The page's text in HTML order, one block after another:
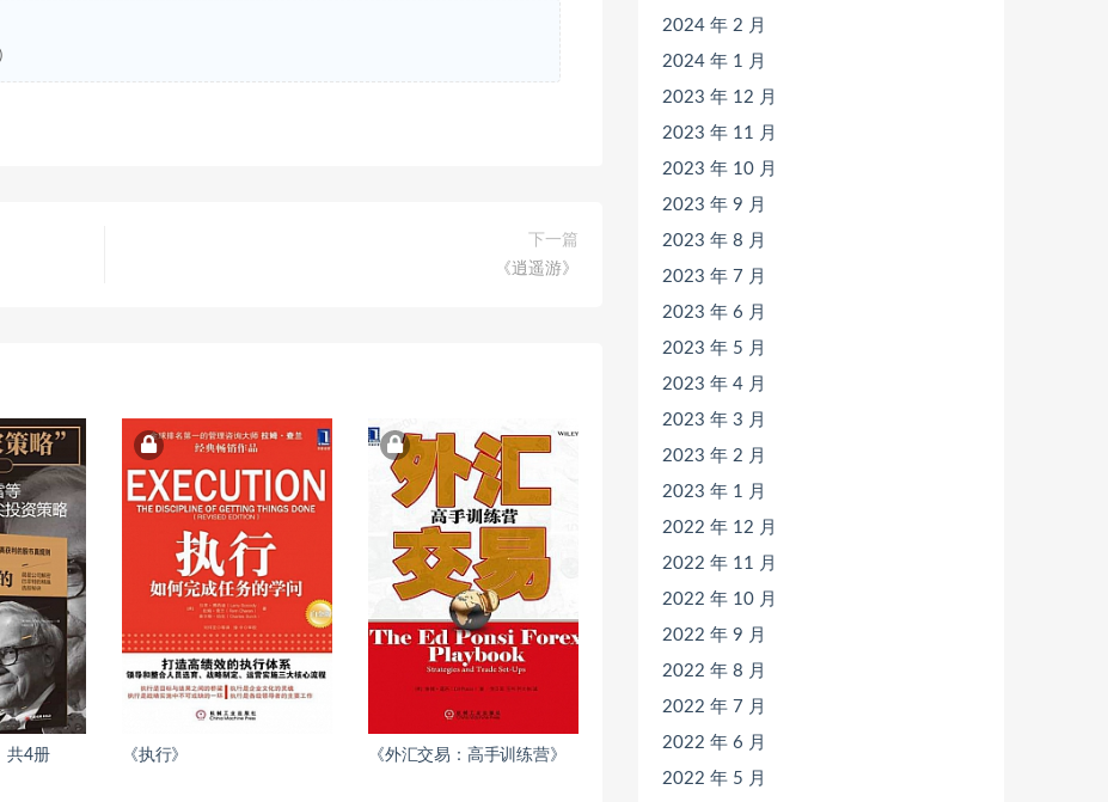
下一篇
《逍遥游》
共4册 《执行》 《外汇交易：高手训练营》
2024 年 2 月
2024 年 1 月
2023 年 12 月
2023 年 11 月
2023 年 10 月
2023 年 9 月
2023 年 8 月
2023 年 7 月
2023 年 6 月
2023 年 5 月
2023 年 4 月
2023 年 3 月
2023 年 2 月
2023 年 1 月
2022 年 12 月
2022 年 11 月
2022 年 10 月
2022 年 9 月
2022 年 8 月
2022 年 7 月
2022 年 6 月
2022 年 5 月